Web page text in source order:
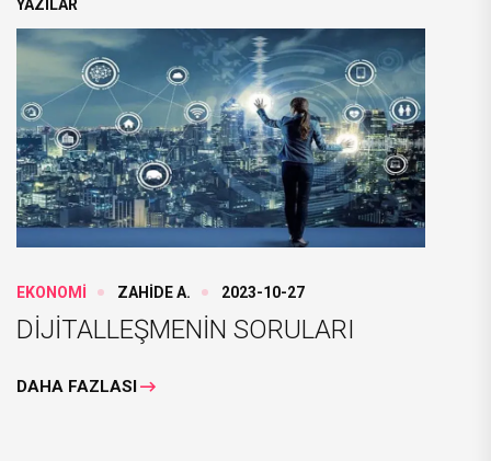
YAZILAR
EKONOMİ ZAHİDE A. 2023-10-27
DİJİTALLEŞMENİN SORULARI
DAHA FAZLASI